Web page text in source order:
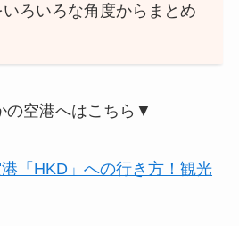
ろいろな角度からまとめ
の空港へはこちら▼
「HKD」への行き方！観光